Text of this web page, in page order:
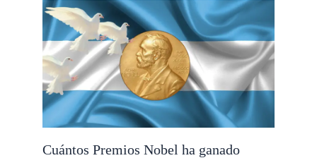
Cuántos Premios Nobel ha ganado